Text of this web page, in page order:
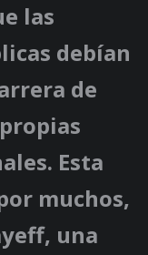
las
debían
de
Esta
muchos,
una